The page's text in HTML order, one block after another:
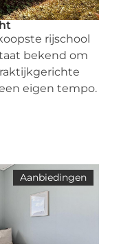
rijschool
bekend om
eigen tempo.
Aanbiedingen